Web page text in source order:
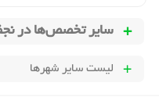
سایر تخصص‌ها در
لیست سایر شهرها